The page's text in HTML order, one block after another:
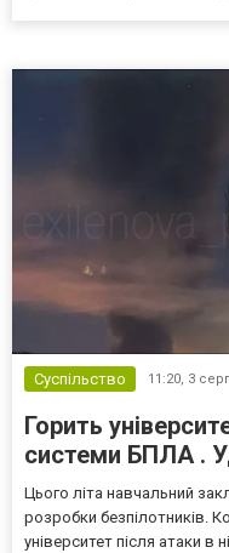
Суспільство 11:20, 3
Горить
системи БПЛА .
Цього літа навчальний
розробки безпілотників.
університет після атаки в